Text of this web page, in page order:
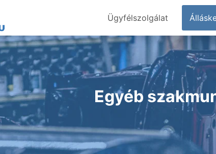
Ügyfélszolgálat
Egyéb